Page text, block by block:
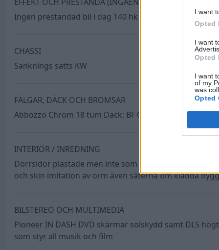
I want
Opted
I want
Opted
I want
of my
was
Opted
Ingen prestandad bil i dag 140 hk 230 Nm Men
CHASSI
Sänknings satts KW
FÄLGAR, DÄCK OCH BROMSAR
Abbozzo Chrom 18 tum Däck: BF Coodrich 225/35-18
INTERIÖR / INREDNING
Dörrsidor plastade men inte som alla andra ut åt
och skin imitation av orm även säterna om klädda
BILSTEREO OCH MULTIMEDIA
Pioneer IN DASH DVD skärmar solskydd samt DLS
som styr all musik och film